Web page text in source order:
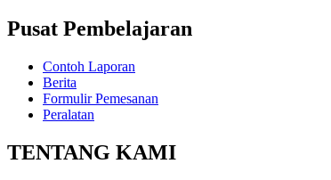
Pusat Pembelajaran
Contoh Laporan
Berita
Formulir Pemesanan
Peralatan
TENTANG KAMI